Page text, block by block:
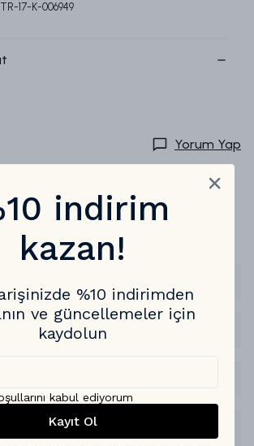
17-K-006949
Yorum Yap
yapılmamış.
Sorulan Sorular
Var mı ?
Nasıl İade Edebilirim?
Mevcut mu?
Gün İçinde Tüketmeliyim?
indirim
kazan!
%10 indirimden
ve güncellemeler için
kaydolun
kabul ediyorum
Kayıt Ol